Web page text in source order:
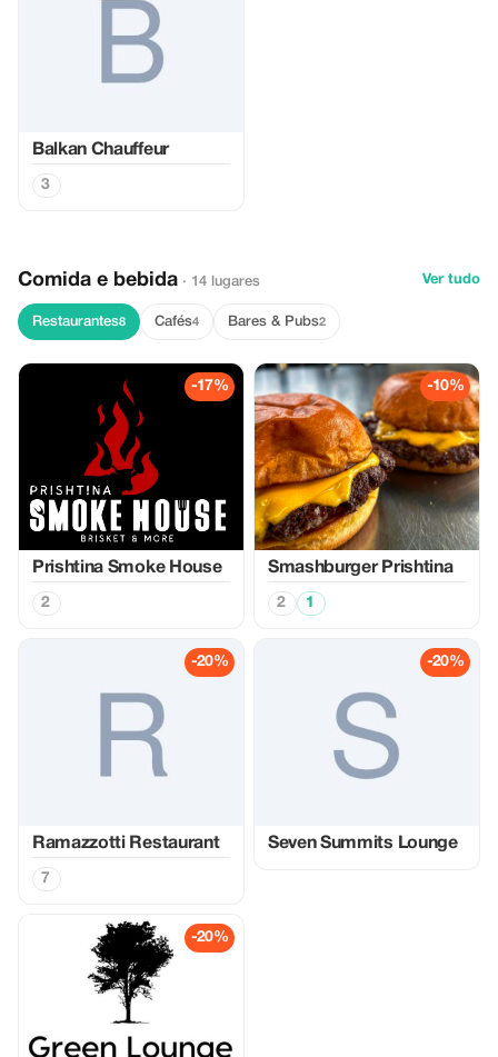
Balkan Chauffeur
3
Comida e bebida · 14 lugares Ver tudo
Restaurantes8 Cafés4 Bares & Pubs2
-17%
Prishtina Smoke House
2
-10%
Smashburger Prishtina
2 1
-20%
Ramazzotti Restaurant
7
-20%
Seven Summits Lounge
-20%